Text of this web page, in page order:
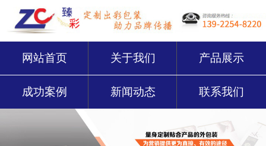
网站首页 关于我们 产品展示
成功案例 新闻动态 联系我们